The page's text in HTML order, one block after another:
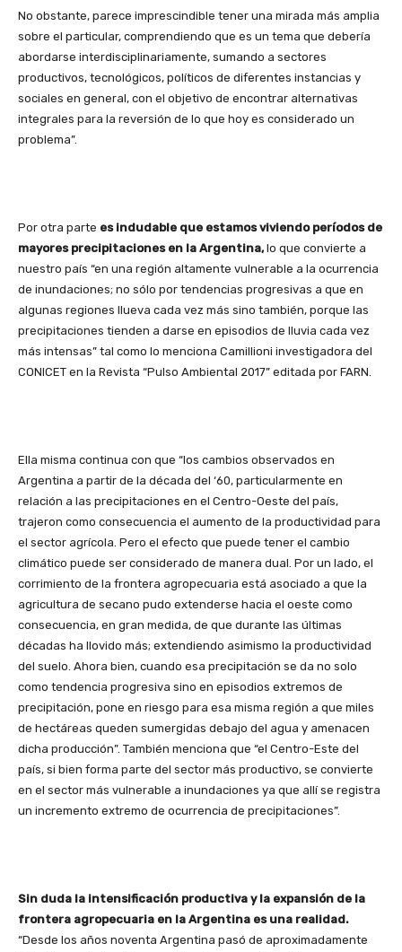
No obstante, parece imprescindible tener una mirada más amplia
sobre el particular, comprendiendo que es un tema que debería
abordarse interdisciplinariamente, sumando a sectores
productivos, tecnológicos, políticos de diferentes instancias y
sociales en general, con el objetivo de encontrar alternativas
integrales para la reversión de lo que hoy es considerado un
problema”.
Por otra parte es indudable que estamos viviendo períodos de
mayores precipitaciones en la Argentina,lo que convierte a
nuestro país “en una región altamente vulnerable a la ocurrencia
de inundaciones; no sólo por tendencias progresivas a que en
algunas regiones llueva cada vez más sino también, porque las
precipitaciones tienden a darse en episodios de lluvia cada vez
más intensas” tal como lo menciona Camillioni investigadora del
CONICET en la Revista “Pulso Ambiental 2017” editada por FARN.
Ella misma continua con que “los cambios observados en
Argentina a partir de la década del ‘60, particularmente en
relación a las precipitaciones en el Centro-Oeste del país,
trajeron como consecuencia el aumento de la productividad para
el sector agrícola. Pero el efecto que puede tener el cambio
climático puede ser considerado de manera dual. Por un lado, el
corrimiento de la frontera agropecuaria está asociado a que la
agricultura de secano pudo extenderse hacia el oeste como
consecuencia, en gran medida, de que durante las últimas
décadas ha llovido más; extendiendo asimismo la productividad
del suelo. Ahora bien, cuando esa precipitación se da no solo
como tendencia progresiva sino en episodios extremos de
precipitación, pone en riesgo para esa misma región a que miles
de hectáreas queden sumergidas debajo del agua y amenacen
dicha producción”. También menciona que “el Centro-Este del
país, si bien forma parte del sector más productivo, se convierte
en el sector más vulnerable a inundaciones ya que allí se registra
un incremento extremo de ocurrencia de precipitaciones”.
Sin duda la intensificación productiva y la expansión de la
frontera agropecuaria en la Argentina es una realidad.
“Desde los años noventa Argentina pasó de aproximadamente